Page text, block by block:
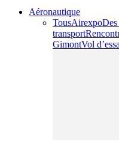
Aéronautique
TousAirexpo
transport
GimontVol